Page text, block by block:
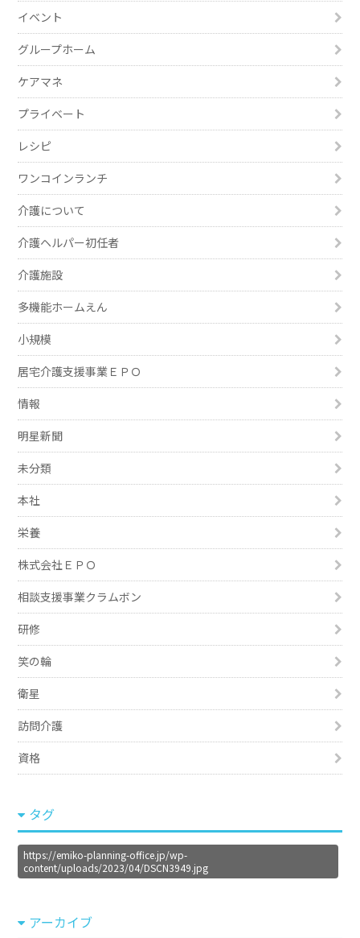
イベント
グループホーム
ケアマネ
プライベート
レシピ
ワンコインランチ
介護について
介護ヘルパー初任者
介護施設
多機能ホームえん
小規模
居宅介護支援事業ＥＰＯ
情報
明星新聞
未分類
本社
栄養
株式会社ＥＰＯ
相談支援事業クラムボン
研修
笑の輪
衛星
訪問介護
資格
タグ
https://emiko-planning-office.jp/wp-
content/uploads/2023/04/DSCN3949.jpg
アーカイブ